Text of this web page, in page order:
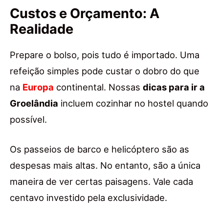
Custos e Orçamento: A
Realidade
Prepare o bolso, pois tudo é importado. Uma
refeição simples pode custar o dobro do que
na Europa continental. Nossas dicas para ir a
Groelândia incluem cozinhar no hostel quando
possível.
Os passeios de barco e helicóptero são as
despesas mais altas. No entanto, são a única
maneira de ver certas paisagens. Vale cada
centavo investido pela exclusividade.